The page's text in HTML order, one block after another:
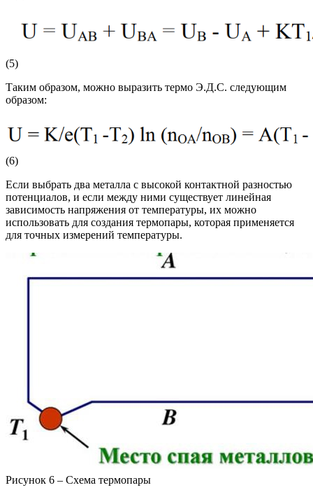
(5)
Таким образом, можно выразить термо Э.Д.С. следующим
образом:
(6)
Если выбрать два металла с высокой контактной разностью
потенциалов, и если между ними существует линейная
зависимость напряжения от температуры, их можно
использовать для создания термопары, которая применяется
для точных измерений температуры.
Рисунок 6 – Схема термопары